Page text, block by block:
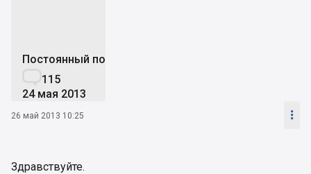
Постоянный пользователь
115
24 мая 2013
26 май 2013 10:25 
Здравствуйте.